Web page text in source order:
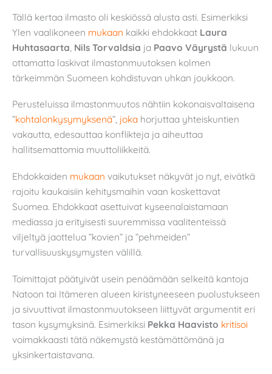
Tällä kertaa ilmasto oli keskiössä alusta asti. Esimerkiksi
Ylen vaalikoneen mukaan kaikki ehdokkaat Laura
Huhtasaarta Nils Torvaldsia ja Paavo Väyrystä lukuun
ottamatta laskivat ilmastonmuutoksen kolmen
tärkeimmän Suomeen kohdistuvan uhkan joukkoon.
Perusteluissa ilmastonmuutos nähtiin kokonaisvaltaisena
”kohtalonkysymyksenä”, joka horjuttaa yhteiskuntien
vakautta, edesauttaa konflikteja ja aiheuttaa
hallitsemattomia muuttoliikkeitä.
Ehdokkaiden mukaan vaikutukset näkyvät jo nyt, eivätkä
rajoitu kaukaisiin kehitysmaihin vaan koskettavat
Suomea. Ehdokkaat asettuivat kyseenalaistamaan
mediassa ja erityisesti suuremmissa vaalitenteissä
viljeltyä jaottelua ”kovien” ja ”pehmeiden”
turvallisuuskysymysten välillä.
Toimittajat päätyivät usein penäämään selkeitä kantoja
Natoon tai Itämeren alueen kiristyneeseen puolustukseen
ja sivuuttivat ilmastonmuutokseen liittyvät argumentit eri
tason kysymyksinä. Esimerkiksi Pekka Haavisto kritisoi
voimakkaasti tätä näkemystä kestämättömänä ja
yksinkertaistavana.